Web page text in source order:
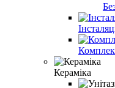
Кераміка